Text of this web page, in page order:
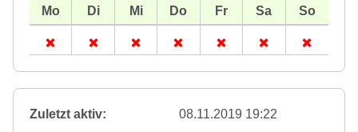
Zuletzt aktiv:
08.11.2019 19:22